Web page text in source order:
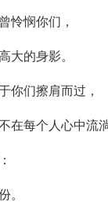
怜悯你们，
大的身影。
你们擦肩而过，
在每个人心中流
。